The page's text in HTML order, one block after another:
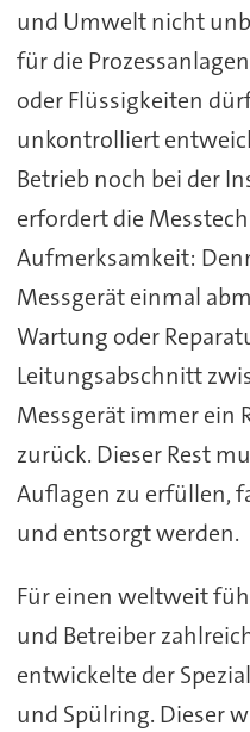
und Umwelt nicht
für die
oder Flüssigkeiten
unkontrolliert
Betrieb noch bei der
erfordert die
Aufmerksamkeit:
Messgerät einmal
Wartung oder
Leitungsabschnitt
Messgerät immer ein
zurück. Dieser Rest
Auflagen zu erfüllen,
und entsorgt werden.
Für einen weltweit
und Betreiber
entwickelte der
und Spülring. Dieser